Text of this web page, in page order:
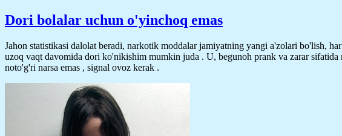
Dori bolalar uchun o'yinchoq emas
Jahon statistikasi dalolat beradi, narkotik moddalar jamiyatning yangi a'zolari bo'lish,
uzoq vaqt davomida dori ko'nikishim mumkin juda . U, begunoh prank va zarar
noto'g'ri narsa emas , signal ovoz kerak .